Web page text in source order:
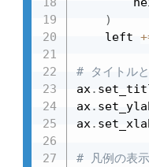
)
    left
# タイトル
ax.
ax.
ax.
# 凡例の表示